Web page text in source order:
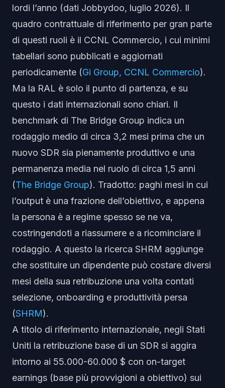
lordi l’anno (dati Jobbydoo, luglio 2026). Il
quadro contrattuale di riferimento per gran parte
di questi ruoli è il CCNL Commercio, i cui minimi
tabellari sono pubblicati e aggiornati
periodicamente (Gi Group, CCNL Commercio).
Ma la RAL è solo il punto di partenza, e su
questo i dati internazionali sono chiari. Il
benchmark di The Bridge Group indica un
rodaggio medio di circa 3,2 mesi prima che un
nuovo SDR sia pienamente produttivo e una
permanenza media nel ruolo di circa 1,5 anni
(The Bridge Group). Tradotto: paghi mesi in cui
l’output è una frazione dell’obiettivo, e appena
la persona è a regime spesso se ne va,
costringendoti a riassumere e a ricominciare il
rodaggio. A questo la ricerca SHRM aggiunge
che sostituire un dipendente può costare diversi
mesi della sua retribuzione una volta contati
selezione, onboarding e produttività persa
(SHRM).
A titolo di riferimento internazionale, negli Stati
Uniti la retribuzione base di un SDR si aggira
intorno ai 55.000-60.000 $ con on-target
earnings (base più provvigioni a obiettivo) sui